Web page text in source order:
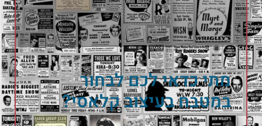
מתי כדאי לכם לבחור
במטבח בעיצוב קלאסי?